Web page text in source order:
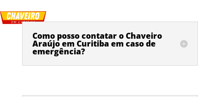
Como posso contatar o Chaveiro
Araújo em Curitiba em caso de
emergência?